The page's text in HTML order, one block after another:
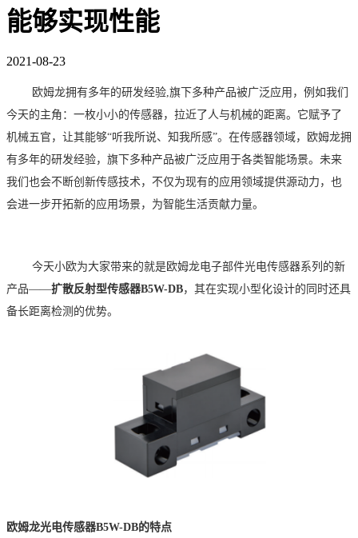
能够实现性能
2021-08-23
欧姆龙拥有多年的研发经验,旗下多种产品被广泛应用，例如我们
今天的主角： 一枚小小的传感器，拉近了人与机械的距离。它赋予了
机械五官，让其能够“听我所说、知我所感”。在传感器领域，欧姆龙拥
有多年的研发经验，旗下多种产品被广泛应用于各类智能场景。未来
我们也会不断创新传感技术，不仅为现有的应用领域提供源动力，也
会进一步开拓新的应用场景，为智能生活贡献力量。
今天小欧为大家带来的就是欧姆龙电子部件光电传感器系列的新
产品——扩散反射型传感器B5W-DB，其在实现小型化设计的同时还具
备长距离检测的优势。
欧姆龙光电传感器B5W-DB的特点